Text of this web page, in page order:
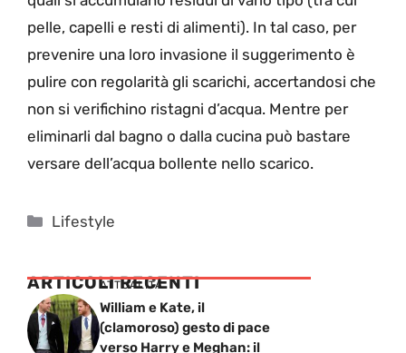
pelle, capelli e resti di alimenti). In tal caso, per
prevenire una loro invasione il suggerimento è
pulire con regolarità gli scarichi, accertandosi che
non si verifichino ristagni d’acqua. Mentre per
eliminarli dal bagno o dalla cucina può bastare
versare dell’acqua bollente nello scarico.
Categorie
Lifestyle
ARTICOLI RECENTI
ATTUALITÁ
William e Kate, il
(clamoroso) gesto di pace
verso Harry e Meghan: il